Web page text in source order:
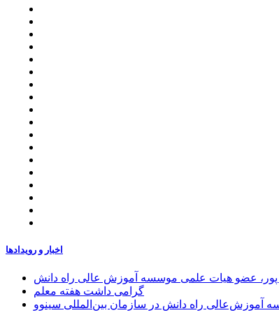
اخبار و رویدادها
پور، عضو هیات علمی موسسه آموزش عالی راه دانش
گرامی داشت هفته معلم
راه دانش در سازمان بین‌المللی سینوو